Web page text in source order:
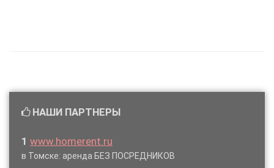
НАШИ ПАРТНЕРЫ
1 www.homerent.ru
в Томске: аренда БЕЗ ПОСРЕДНИКОВ